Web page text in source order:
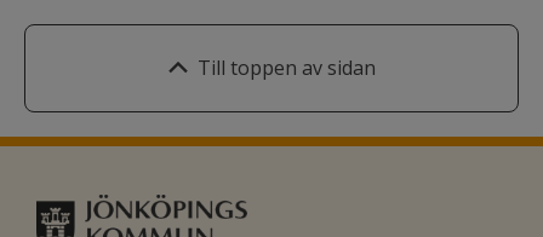
Till toppen av sidan